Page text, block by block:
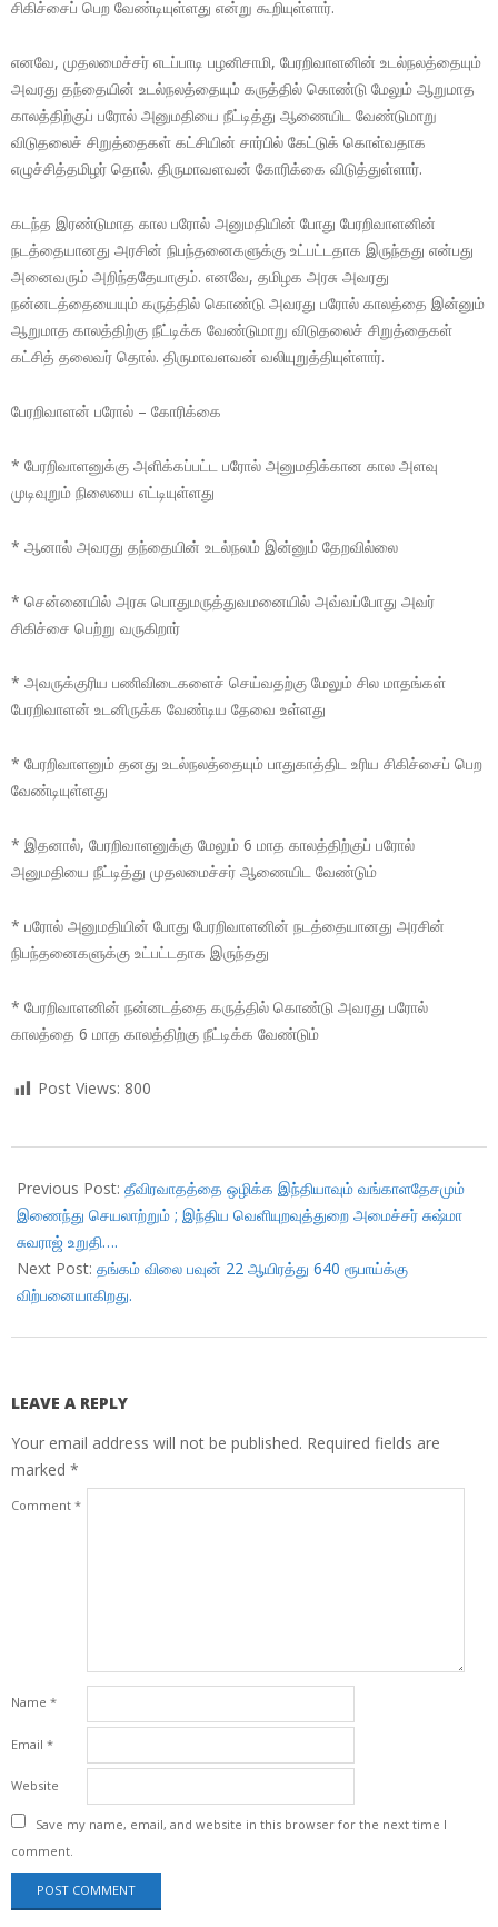
சிகிச்சைப் பெற வேண்டியுள்ளது என்று கூறியுள்ளார்.
எனவே, முதலமைச்சர் எடப்பாடி பழனிசாமி, பேரறிவாளனின் உடல்நலத்தையும்
அவரது தந்தையின் உடல்நலத்தையும் கருத்தில் கொண்டு மேலும் ஆறுமாத
காலத்திற்குப் பரோல் அனுமதியை நீட்டித்து ஆணையிட வேண்டுமாறு
விடுதலைச் சிறுத்தைகள் கட்சியின் சார்பில் கேட்டுக் கொள்வதாக
எழுச்சித்தமிழர் தொல். திருமாவளவன் கோரிக்கை விடுத்துள்ளார்.
கடந்த இரண்டுமாத கால பரோல் அனுமதியின் போது பேரறிவாளனின்
நடத்தையானது அரசின் நிபந்தனைகளுக்கு உட்பட்டதாக இருந்தது என்பது
அனைவரும் அறிந்ததேயாகும். எனவே, தமிழக அரசு அவரது
நன்னடத்தையையும் கருத்தில் கொண்டு அவரது பரோல் காலத்தை இன்னும்
ஆறுமாத காலத்திற்கு நீட்டிக்க வேண்டுமாறு விடுதலைச் சிறுத்தைகள்
கட்சித் தலைவர் தொல். திருமாவளவன் வலியுறுத்தியுள்ளார்.
பேரறிவாளன் பரோல் – கோரிக்கை
* பேரறிவாளனுக்கு அளிக்கப்பட்ட பரோல் அனுமதிக்கான கால அளவு
முடிவுறும் நிலையை எட்டியுள்ளது
* ஆனால் அவரது தந்தையின் உடல்நலம் இன்னும் தேறவில்லை
* சென்னையில் அரசு பொதுமருத்துவமனையில் அவ்வப்போது அவர்
சிகிச்சை பெற்று வருகிறார்
* அவருக்குரிய பணிவிடைகளைச் செய்வதற்கு மேலும் சில மாதங்கள்
பேரறிவாளன் உடனிருக்க வேண்டிய தேவை உள்ளது
* பேரறிவாளனும் தனது உடல்நலத்தையும் பாதுகாத்திட உரிய சிகிச்சைப் பெற
வேண்டியுள்ளது
* இதனால், பேரறிவாளனுக்கு மேலும் 6 மாத காலத்திற்குப் பரோல்
அனுமதியை நீட்டித்து முதலமைச்சர் ஆணையிட வேண்டும்
* பரோல் அனுமதியின் போது பேரறிவாளனின் நடத்தையானது அரசின்
நிபந்தனைகளுக்கு உட்பட்டதாக இருந்தது
* பேரறிவாளனின் நன்னடத்தை கருத்தில் கொண்டு அவரது பரோல்
காலத்தை 6 மாத காலத்திற்கு நீட்டிக்க வேண்டும்
Post Views: 800
10-
23
Previous Post: தீவிரவாதத்தை ஒழிக்க இந்தியாவும் வங்காளதேசமும்
இணைந்து செயலாற்றும் ; இந்திய வெளியுறவுத்துறை அமைச்சர் சுஷ்மா
சுவராஜ் உறுதி….
Next Post: தங்கம் விலை பவுன் 22 ஆயிரத்து 640 ரூபாய்க்கு
விற்பனையாகிறது.
LEAVE A REPLY
Your email address will not be published. Required fields are
marked *
Comment *
Name *
Email *
Website
Save my name, email, and website in this browser for the next time I
comment.